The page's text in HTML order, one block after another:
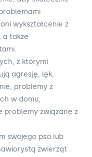
wykształcenie z
a także
z którymi
agresję, lęk,
problemy z
w domu,
problemy związane z
swojego psa lub
zwierząt